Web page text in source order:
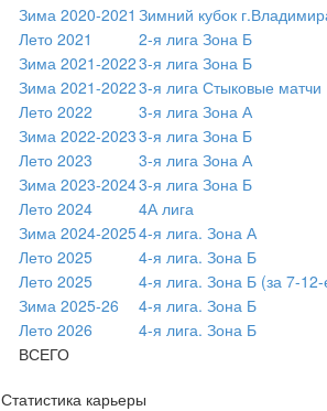
Зима 2020-2021 Зимний кубок
Лето 2021
2-я лига Зона Б
Зима 2021-20223-я лига Зона Б
Зима 2021-20223-я лига Стыковые матчи
Лето 2022
3-я лига Зона А
Зима 2022-20233-я лига Зона Б
Лето 2023
3-я лига Зона А
Зима 2023-20243-я лига Зона Б
Лето 2024
4А лига
Зима 2024-20254-я лига. Зона А
Лето 2025
4-я лига. Зона Б
Лето 2025
4-я лига. Зона Б (за 7-
Зима 2025-26
4-я лига. Зона Б
Лето 2026
4-я лига. Зона Б
ВСЕГО
Статистика карьеры